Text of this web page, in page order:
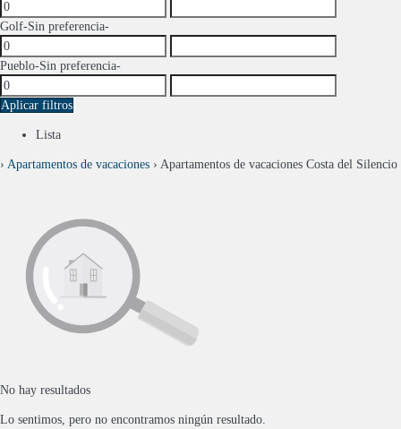
Golf-Sin preferencia-
Pueblo-Sin preferencia-
Aplicar filtros
Lista
› Apartamentos de vacaciones › Apartamentos de vacaciones Costa del Silencio
No hay resultados
Lo sentimos, pero no encontramos ningún resultado.